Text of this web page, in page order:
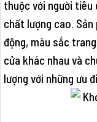
thuộc với người tiêu
chất lượng cao. Sản
động, màu sắc
cửa khác nhau và
lượng với những ưu